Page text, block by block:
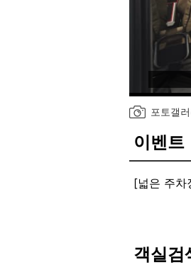
포토갤
이벤트
[넓은 주차
고객님들
객실검